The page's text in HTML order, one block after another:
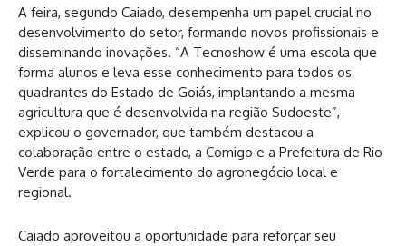
A feira, segundo Caiado, desempenha um papel crucial no
desenvolvimento do setor, formando novos profissionais e
disseminando inovações. “A Tecnoshow é uma escola que
forma alunos e leva esse conhecimento para todos os
quadrantes do Estado de Goiás, implantando a mesma
agricultura que é desenvolvida na região Sudoeste”,
explicou o governador, que também destacou a
colaboração entre o estado, a Comigo e a Prefeitura de Rio
Verde para o fortalecimento do agronegócio local e
regional.
Caiado aproveitou a oportunidade para reforçar seu